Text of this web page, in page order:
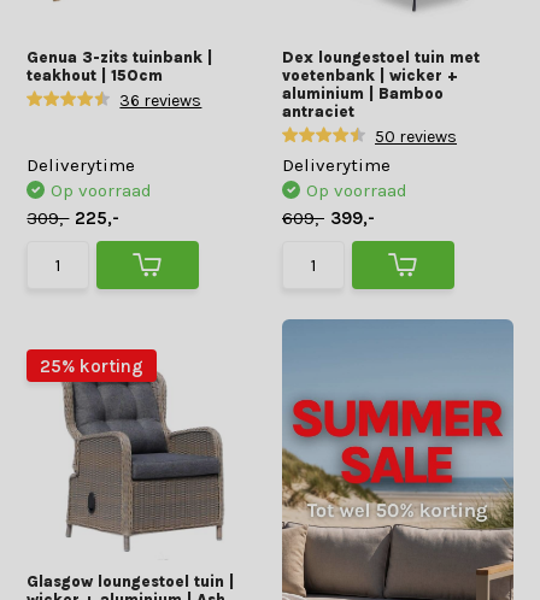
Genua 3-zits tuinbank |
teakhout | 150cm
36 reviews
Deliverytime
Op voorraad
309,- 225,-
Dex loungestoel tuin met
voetenbank | wicker +
aluminium | Bamboo
antraciet
50 reviews
Deliverytime
Op voorraad
609,- 399,-
25% korting
Glasgow loungestoel tuin |